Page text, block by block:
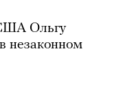
Ольгу
незаконном